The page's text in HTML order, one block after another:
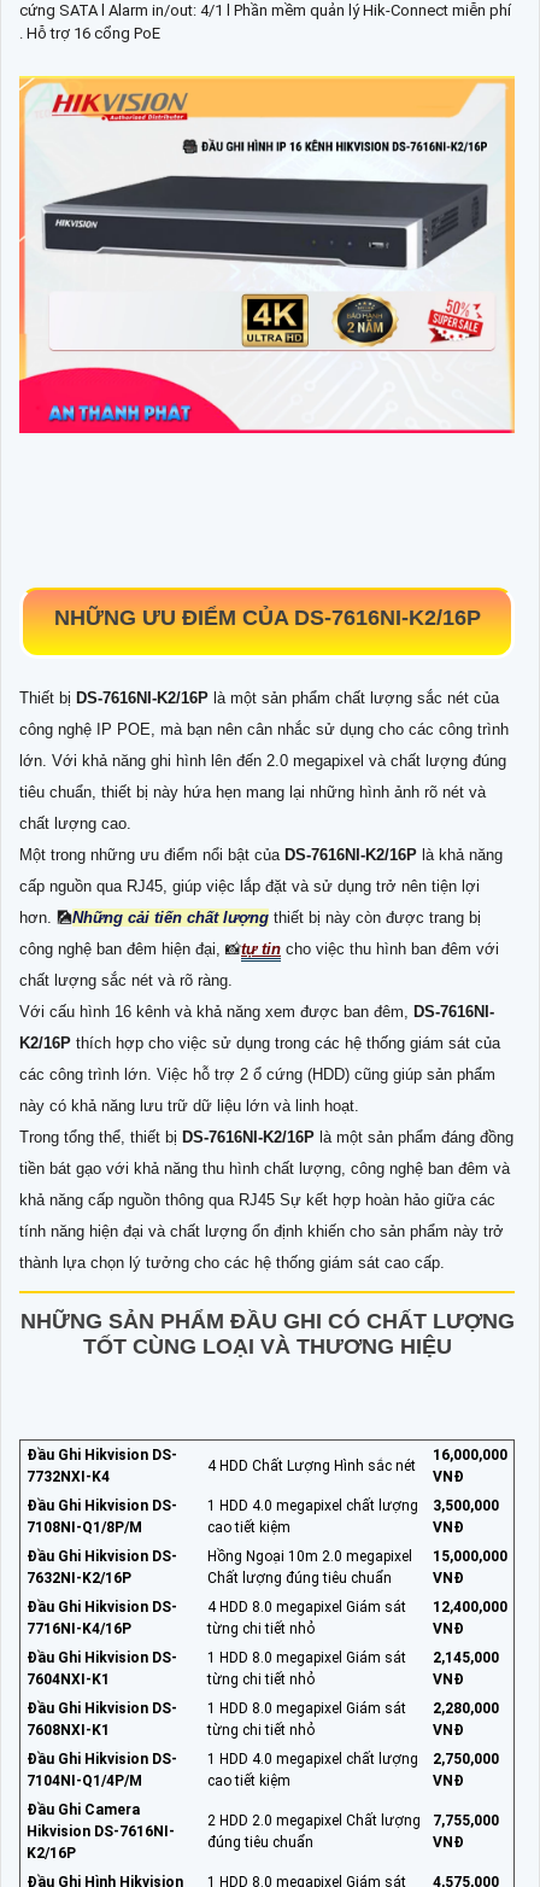
cứng SATA l Alarm in/out: 4/1 l Phần mềm quản lý Hik-Connect miễn phí
. Hỗ trợ 16 cổng PoE
NHỮNG ƯU ĐIỂM CỦADS-7616NI-K2/16P
Thiết bị DS-7616NI-K2/16P là một sản phẩm chất lượng sắc nét của
công nghệ IP POE, mà bạn nên cân nhắc sử dụng cho các công trình
lớn. Với khả năng ghi hình lên đến 2.0 megapixel và chất lượng đúng
tiêu chuẩn, thiết bị này hứa hẹn mang lại những hình ảnh rõ nét và
chất lượng cao.
Một trong những ưu điểm nổi bật của DS-7616NI-K2/16P là khả năng
cấp nguồn qua RJ45, giúp việc lắp đặt và sử dụng trở nên tiện lợi
hơn. 🎑Những cải tiến chất lượng thiết bị này còn được trang bị
công nghệ ban đêm hiện đại, 📸tự tin cho việc thu hình ban đêm với
chất lượng sắc nét và rõ ràng.
Với cấu hình 16 kênh và khả năng xem được ban đêm, DS-7616NI-
K2/16P thích hợp cho việc sử dụng trong các hệ thống giám sát của
các công trình lớn. Việc hỗ trợ 2 ổ cứng (HDD) cũng giúp sản phẩm
này có khả năng lưu trữ dữ liệu lớn và linh hoạt.
Trong tổng thể, thiết bị DS-7616NI-K2/16P là một sản phẩm đáng đồng
tiền bát gạo với khả năng thu hình chất lượng, công nghệ ban đêm và
khả năng cấp nguồn thông qua RJ45 Sự kết hợp hoàn hảo giữa các
tính năng hiện đại và chất lượng ổn định khiến cho sản phẩm này trở
thành lựa chọn lý tưởng cho các hệ thống giám sát cao cấp.
NHỮNG SẢN PHẨM ĐẦU GHI CÓ CHẤT LƯỢNG
TỐT CÙNG LOẠI VÀ THƯƠNG HIỆU
Đầu Ghi Hikvision DS-
7732NXI-K4
4 HDD Chất Lượng Hình sắc nét
16,000,000
VNĐ
Đầu Ghi Hikvision DS-
7108NI-Q1/8P/M
1 HDD 4.0 megapixel chất lượng
cao tiết kiệm
3,500,000
VNĐ
Đầu Ghi Hikvision DS-
7632NI-K2/16P
Hồng Ngoại 10m 2.0 megapixel
Chất lượng đúng tiêu chuẩn
15,000,000
VNĐ
Đầu Ghi Hikvision DS-
7716NI-K4/16P
4 HDD 8.0 megapixel Giám sát
từng chi tiết nhỏ
12,400,000
VNĐ
Đầu Ghi Hikvision DS-
7604NXI-K1
1 HDD 8.0 megapixel Giám sát
từng chi tiết nhỏ
2,145,000
VNĐ
Đầu Ghi Hikvision DS-
7608NXI-K1
1 HDD 8.0 megapixel Giám sát
từng chi tiết nhỏ
2,280,000
VNĐ
Đầu Ghi Hikvision DS-
7104NI-Q1/4P/M
1 HDD 4.0 megapixel chất lượng
cao tiết kiệm
2,750,000
VNĐ
Đầu Ghi Camera
Hikvision DS-7616NI-
K2/16P
2 HDD 2.0 megapixel Chất lượng
đúng tiêu chuẩn
7,755,000
VNĐ
Đầu Ghi Hình Hikvision 1 HDD 8.0 megapixel Giám sát 4,575,000